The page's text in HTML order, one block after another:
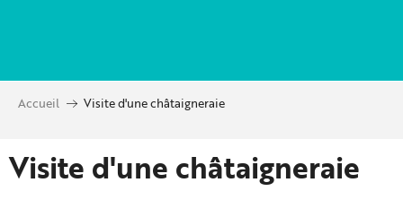
principal
Accueil Visite d'une châtaigneraie
Visite d'une châtaigneraie